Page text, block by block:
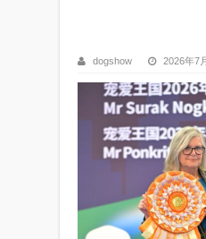
dogshow 2026年7